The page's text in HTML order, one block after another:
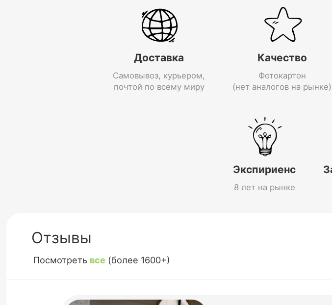
Доставка
Самовывоз, курьером,
почтой по всему миру
Качество
Фотокартон
(нет аналогов на рынке)
Экспириенс
8 лет на рынке
Отзывы
Посмотреть все (более 1600+)